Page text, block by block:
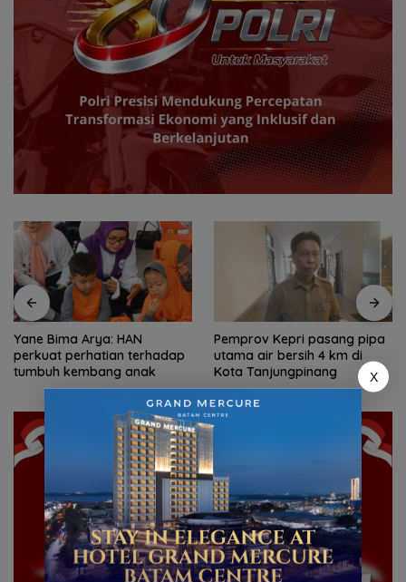
Pemprov Kepri pasang pipa
utama air bersih 4 km di
Kota Tanjungpinang
Gelar Festival Media Selat
Malaka 2026 di Batam dan
Tanjungpinang, AJI Usung Isu
Kebebasan Pers hingga
UNESCO
X